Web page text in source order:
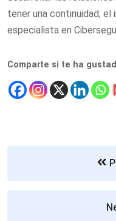
tener una continuidad;
especialista en
Comparte si te ha